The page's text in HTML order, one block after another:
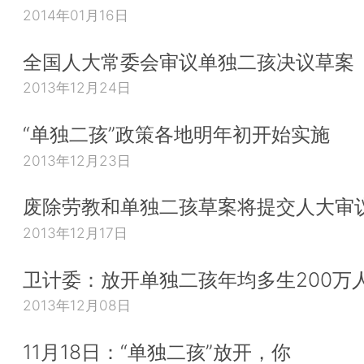
2014年01月16日
全国人大常委会审议单独二孩决议草案
2013年12月24日
“单独二孩”政策各地明年初开始实施
2013年12月23日
废除劳教和单独二孩草案将提交人大审
2013年12月17日
卫计委：放开单独二孩年均多生200万
2013年12月08日
11月18日：“单独二孩”放开，你